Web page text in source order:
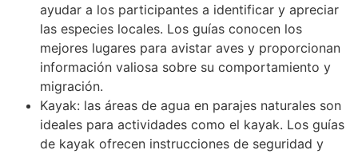
ayudar a los participantes a identificar y apreciar
las especies locales. Los guías conocen los
mejores lugares para avistar aves y proporcionan
información valiosa sobre su comportamiento y
migración.
Kayak: las áreas de agua en parajes naturales son
ideales para actividades como el kayak. Los guías
de kayak ofrecen instrucciones de seguridad y